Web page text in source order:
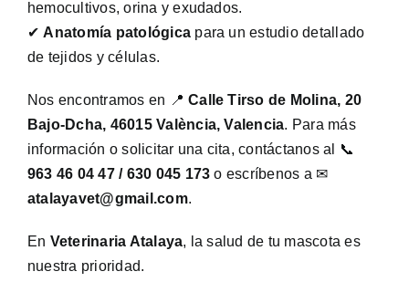
hemocultivos, orina y exudados.
✔Anatomía patológica para un estudio detallado
de tejidos y células.
Nos encontramos en 📍Calle Tirso de Molina, 20
Bajo-Dcha, 46015 València, Valencia. Para más
información o solicitar una cita, contáctanos al 📞
963 46 04 47 / 630 045 173 o escríbenos a ✉
atalayavet@gmail.com.
En Veterinaria Atalaya, la salud de tu mascota es
nuestra prioridad.